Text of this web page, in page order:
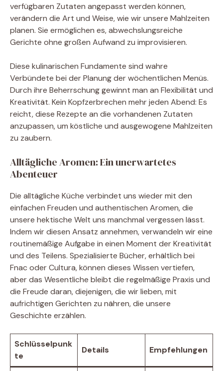
verfügbaren Zutaten angepasst werden können,
verändern die Art und Weise, wie wir unsere Mahlzeiten
planen. Sie ermöglichen es, abwechslungsreiche
Gerichte ohne großen Aufwand zu improvisieren.
Diese kulinarischen Fundamente sind wahre
Verbündete bei der Planung der wöchentlichen Menüs.
Durch ihre Beherrschung gewinnt man an Flexibilität und
Kreativität. Kein Kopfzerbrechen mehr jeden Abend: Es
reicht, diese Rezepte an die vorhandenen Zutaten
anzupassen, um köstliche und ausgewogene Mahlzeiten
zu zaubern.
Alltägliche Aromen: Ein unerwartetes
Abenteuer
Die alltägliche Küche verbindet uns wieder mit den
einfachen Freuden und authentischen Aromen, die
unsere hektische Welt uns manchmal vergessen lässt.
Indem wir diesen Ansatz annehmen, verwandeln wir eine
routinemäßige Aufgabe in einen Moment der Kreativität
und des Teilens. Spezialisierte Bücher, erhältlich bei
Fnac oder Cultura, können dieses Wissen vertiefen,
aber das Wesentliche bleibt die regelmäßige Praxis und
die Freude daran, diejenigen, die wir lieben, mit
aufrichtigen Gerichten zu nähren, die unsere
Geschichte erzählen.
Schlüsselpunk
te
Details Empfehlungen